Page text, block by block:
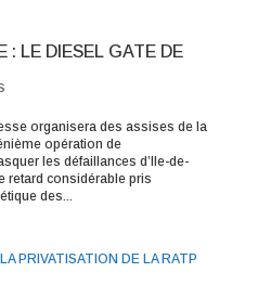
: LE DIESEL GATE DE
organisera des assises de la
opération de
les défaillances d’Ile-de-
retard considérable pris
des...